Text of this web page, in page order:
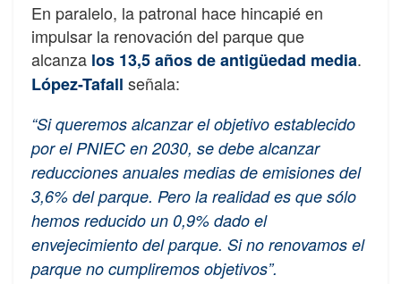
En paralelo, la patronal hace hincapié en
impulsar la renovación del parque que
alcanza los 13,5 años de antigüedad media.
López-Tafall señala:
“Si queremos alcanzar el objetivo establecido
por el PNIEC en 2030, se debe alcanzar
reducciones anuales medias de emisiones del
3,6% del parque. Pero la realidad es que sólo
hemos reducido un 0,9% dado el
envejecimiento del parque. Si no renovamos el
parque no cumpliremos objetivos”.